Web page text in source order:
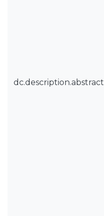
dc.description.abstract